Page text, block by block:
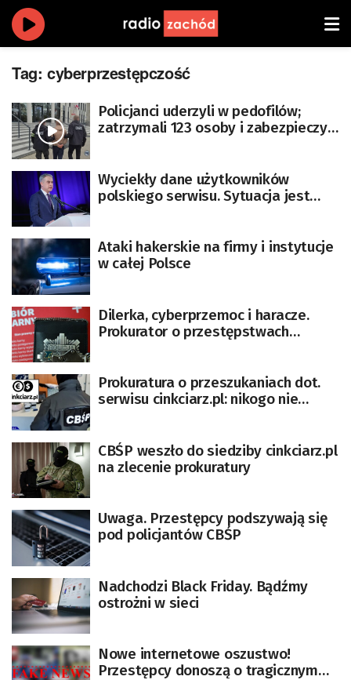
Tag: cyberprzestępczość
Policjanci uderzyli w pedofilów;
zatrzymali 123 osoby i zabezpieczyli
Wyciekły dane użytkowników
polskiego serwisu. Sytuacja jest
Ataki hakerskie na firmy i instytucje
w całej Polsce
Dilerka, cyberprzemoc i haracze.
Prokurator o przestępstwach
Prokuratura o przeszukaniach dot.
serwisu cinkciarz.pl: nikogo nie
CBŚP weszło do siedziby cinkciarz.pl
na zlecenie prokuratury
Uwaga. Przestępcy podszywają się
pod policjantów CBŚP
Nadchodzi Black Friday. Bądźmy
ostrożni w sieci
Nowe internetowe oszustwo!
Przestępcy donoszą o tragicznym